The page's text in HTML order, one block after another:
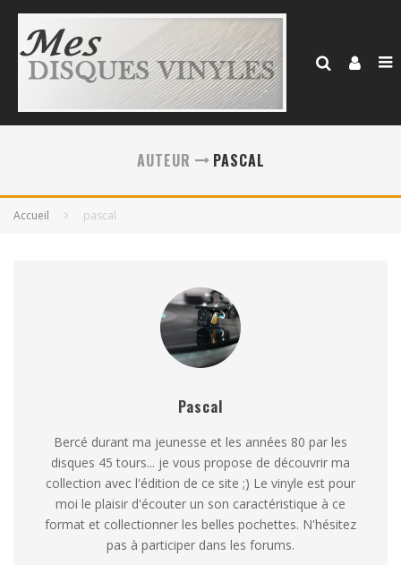
AUTEUR PASCAL
Accueil pascal
Pascal
Bercé durant ma jeunesse et les années 80 par les
disques 45 tours... je vous propose de découvrir ma
collection avec l'édition de ce site ;) Le vinyle est pour
moi le plaisir d'écouter un son caractéristique à ce
format et collectionner les belles pochettes. N'hésitez
pas à participer dans les forums.